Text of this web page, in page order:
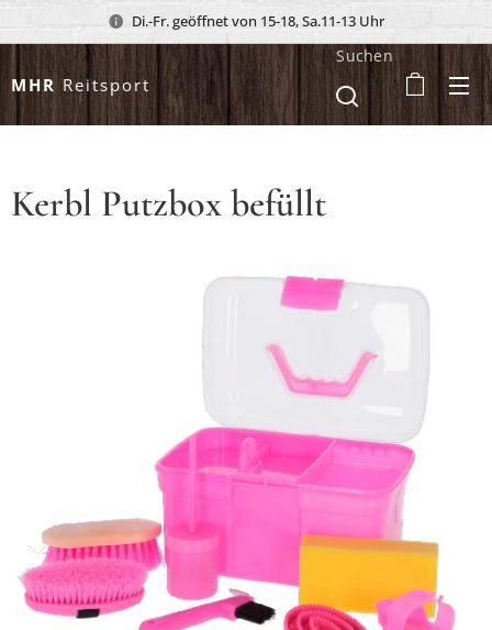
Di.-Fr. geöffnet von 15-18, Sa.11-13 Uhr
MHR Reitsport
Suchen
Kerbl Putzbox befüllt